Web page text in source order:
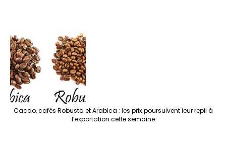
Cacao, cafés Robusta et Arabica : les prix poursuivent leur repli à
l’exportation cette semaine